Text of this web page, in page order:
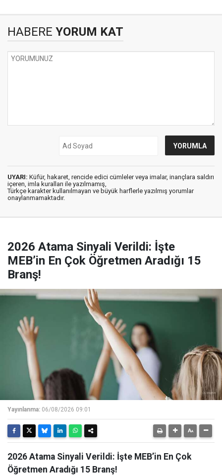
HABERE YORUM KAT
UYARI: Küfür, hakaret, rencide edici cümleler veya imalar, inançlara saldırı
içeren, imla kuralları ile yazılmamış,
Türkçe karakter kullanılmayan ve büyük harflerle yazılmış yorumlar
onaylanmamaktadır.
2026 Atama Sinyali Verildi: İşte
MEB’in En Çok Öğretmen Aradığı 15
Branş!
Yayınlanma: 06/08/2026 09:01
2026 Atama Sinyali Verildi: İşte MEB’in En Çok
Öğretmen Aradığı 15 Branş!